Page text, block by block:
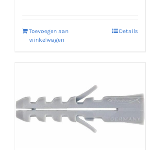
Toevoegen aan
winkelwagen
Details